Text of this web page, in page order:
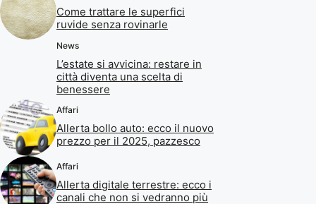
Come trattare le superfici
ruvide senza rovinarle
News
L’estate si avvicina: restare in
città diventa una scelta di
benessere
Affari
Allerta bollo auto: ecco il nuovo
prezzo per il 2025, pazzesco
Affari
Allerta digitale terrestre: ecco i
canali che non si vedranno più